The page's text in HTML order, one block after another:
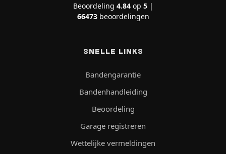
Beoordeling 4.84op 5|
66473beoordelingen
SNELLE LINKS
Bandengarantie
Bandenhandleiding
Beoordeling
Garage registreren
Wettelijke vermeldingen